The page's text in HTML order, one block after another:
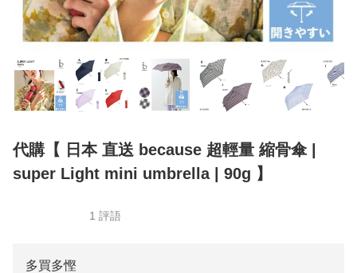
代購【 日本 直送 because 超輕量 縮骨傘 |
super Light mini umbrella | 90g 】
1 評語
多買多慳